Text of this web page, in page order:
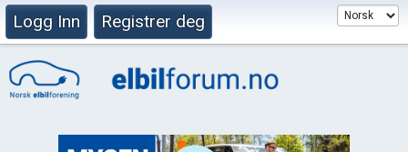
Logg Inn Registrer deg